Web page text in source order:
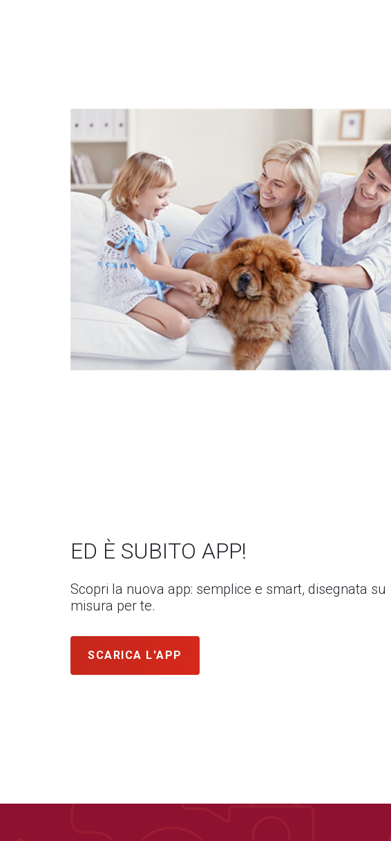
ED È SUBITO APP!
Scopri la nuova app: semplice e smart, disegnata su
misura per te.
SCARICA L'APP